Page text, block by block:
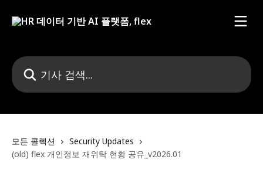
기사 검색...
모든 콜렉션
Security Updates
(old) flex 개인정보 재위탁 현황 공유_v2026.01